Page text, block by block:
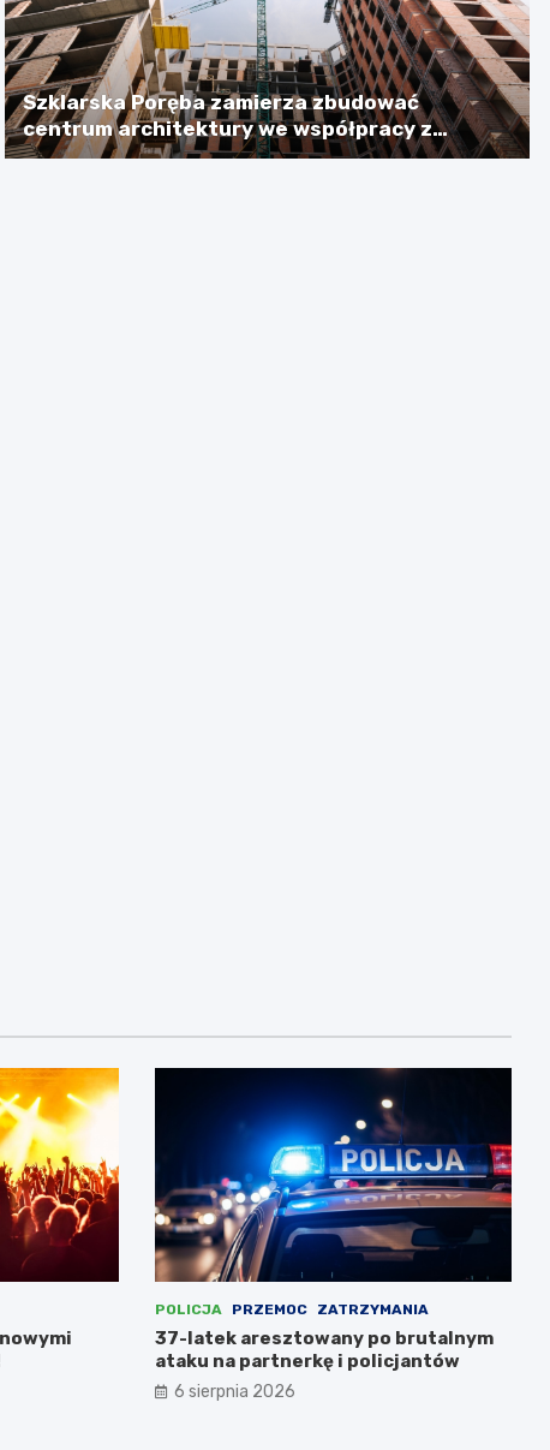
Szklarska Poręba zamierza zbudować
centrum architektury we współpracy z
Niemcami, licząc na dotację w wysokości
POLICJA PRZEMOC ZATRZYMANIA
37-latek aresztowany po brutalnym
ataku na partnerkę i policjantów
6 sierpnia 2026